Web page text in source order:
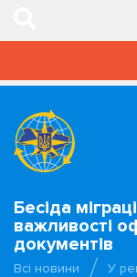
Бесіда
важливості
документів
Всі новини
У